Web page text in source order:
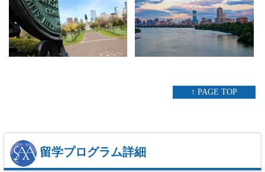
↑ PAGE TOP
留学プログラム詳細